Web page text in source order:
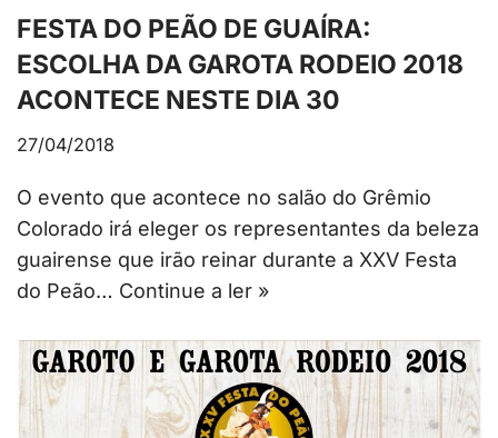
FESTA DO PEÃO DE GUAÍRA:
ESCOLHA DA GAROTA RODEIO 2018
ACONTECE NESTE DIA 30
27/04/2018
O evento que acontece no salão do Grêmio
Colorado irá eleger os representantes da beleza
guairense que irão reinar durante a XXV Festa
do Peão… Continue a ler »